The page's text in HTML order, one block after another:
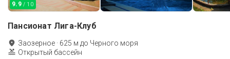
9.9 / 10
Пансионат Лига-Клуб
Заозерное · 625 м до Черного моря
Открытый бассейн